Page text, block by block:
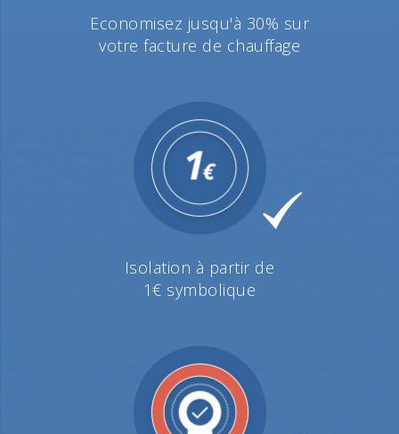
Economisez jusqu'à 30% sur
votre facture de chauffage
Isolation à partir de
1€ symbolique